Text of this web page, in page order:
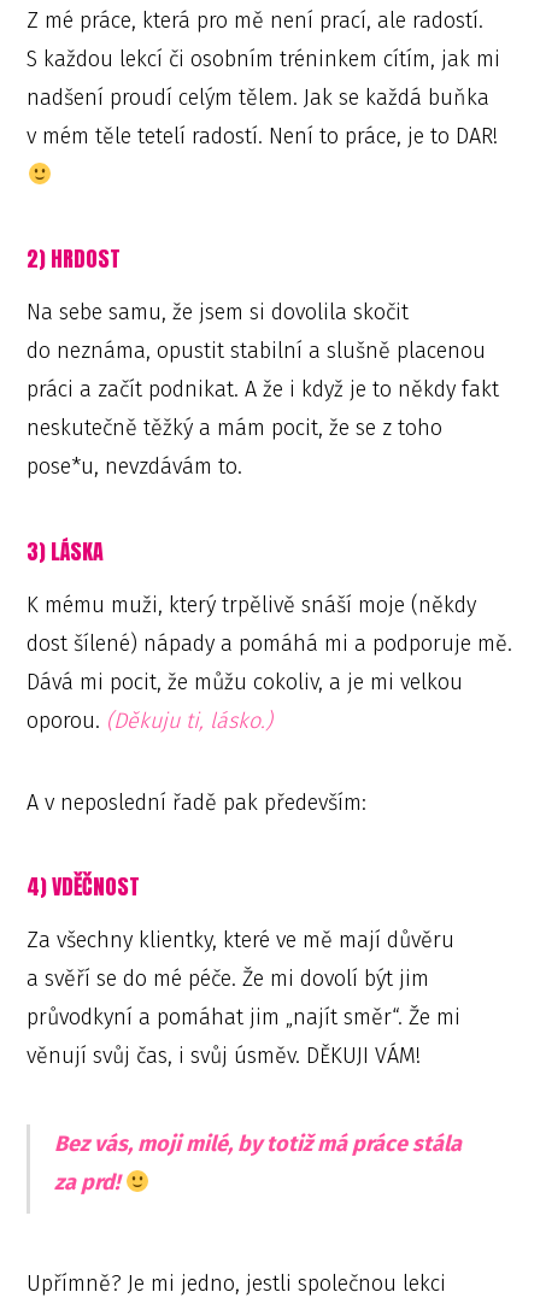
Z mé práce, která pro mě není prací, ale radostí.
S každou lekcí či osobním tréninkem cítím, jak mi
nadšení proudí celým tělem. Jak se každá buňka
v mém těle tetelí radostí. Není to práce, je to DAR!
2) HRDOST
Na sebe samu, že jsem si dovolila skočit
do neznáma, opustit stabilní a slušně placenou
práci a začít podnikat. A že i když je to někdy fakt
neskutečně těžký a mám pocit, že se z toho
pose*u, nevzdávám to.
3) LÁSKA
K mému muži, který trpělivě snáší moje (někdy
dost šílené) nápady a pomáhá mi a podporuje mě.
Dává mi pocit, že můžu cokoliv, a je mi velkou
oporou. (Děkuju ti, lásko.)
A v neposlední řadě pak především:
4) VDĚČNOST
Za všechny klientky, které ve mě mají důvěru
a svěří se do mé péče. Že mi dovolí být jim
průvodkyní a pomáhat jim „najít směr“. Že mi
věnují svůj čas, i svůj úsměv. DĚKUJI VÁM!
Bez vás, moji milé, by totiž má práce stála
za prd!
Upřímně? Je mi jedno, jestli společnou lekci